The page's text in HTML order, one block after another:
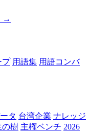
→
プ 用語集 用語コンバ
タ 台湾企業 ナレッジ
の樹 主権ベンチ 2026